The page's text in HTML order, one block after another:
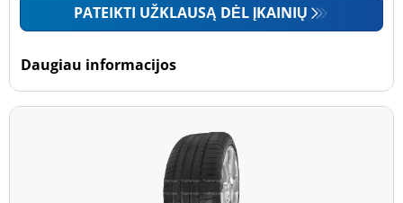
PATEIKTI UŽKLAUSĄ DĖL ĮKAINIŲ
Daugiau informacijos